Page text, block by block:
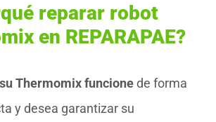
reparar robot
en REPARAPAE?
Thermomix funcionede forma
y desea garantizar su